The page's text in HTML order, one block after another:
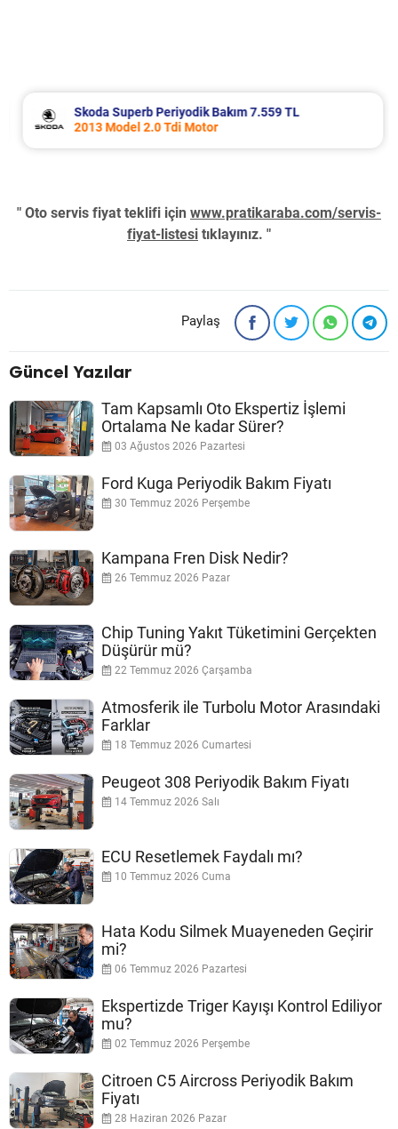
Skoda Superb Periyodik Bakım 7.559 TL
2013 Model 2.0 Tdi Motor
" Oto servis fiyat teklifi için www.pratikaraba.com/servis-
fiyat-listesi tıklayınız. "
Paylaş
Güncel Yazılar
Tam Kapsamlı Oto Ekspertiz İşlemi
Ortalama Ne kadar Sürer?
03 Ağustos 2026 Pazartesi
Ford Kuga Periyodik Bakım Fiyatı
30 Temmuz 2026 Perşembe
Kampana Fren Disk Nedir?
26 Temmuz 2026 Pazar
Chip Tuning Yakıt Tüketimini Gerçekten
Düşürür mü?
22 Temmuz 2026 Çarşamba
Atmosferik ile Turbolu Motor Arasındaki
Farklar
18 Temmuz 2026 Cumartesi
Peugeot 308 Periyodik Bakım Fiyatı
14 Temmuz 2026 Salı
ECU Resetlemek Faydalı mı?
10 Temmuz 2026 Cuma
Hata Kodu Silmek Muayeneden Geçirir
mi?
06 Temmuz 2026 Pazartesi
Ekspertizde Triger Kayışı Kontrol Ediliyor
mu?
02 Temmuz 2026 Perşembe
Citroen C5 Aircross Periyodik Bakım
Fiyatı
28 Haziran 2026 Pazar